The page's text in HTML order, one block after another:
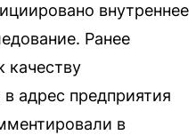
внутреннее
Ранее
качеству
адрес предприятия
в